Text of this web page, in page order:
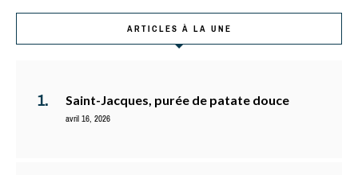
ARTICLES À LA UNE
Saint-Jacques, purée de patate douce
avril 16, 2026